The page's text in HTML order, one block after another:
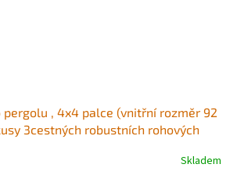
pergolu , 4x4 palce (vnitřní rozměr 92
3cestných robustních rohových
terasy, sruby Vysoce kvalitní konzole
Skladem